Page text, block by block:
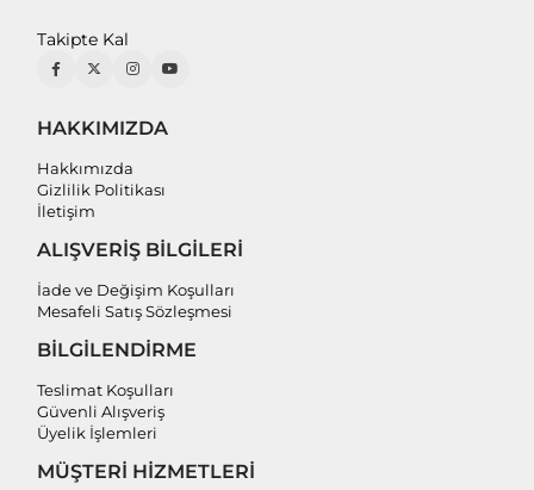
Takipte Kal
HAKKIMIZDA
Hakkımızda
Gizlilik Politikası
İletişim
ALIŞVERİŞ BİLGİLERİ
İade ve Değişim Koşulları
Mesafeli Satış Sözleşmesi
BİLGİLENDİRME
Teslimat Koşulları
Güvenli Alışveriş
Üyelik İşlemleri
MÜŞTERİ HİZMETLERİ